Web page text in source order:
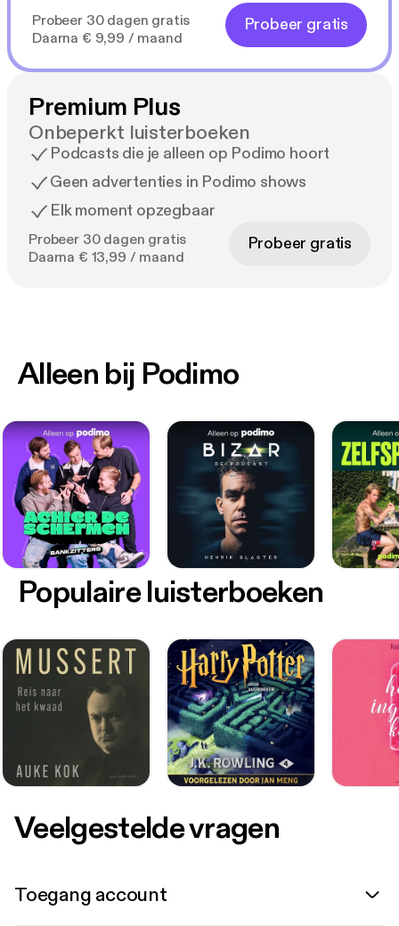
Probeer 30 dagen gratis
Daarna € 9,99 / maand
Probeer gratis
Premium Plus
Onbeperkt luisterboeken
Podcasts die je alleen op Podimo hoort
Geen advertenties in Podimo shows
Elk moment opzegbaar
Probeer 30 dagen gratis
Daarna € 13,99 / maand
Probeer gratis
Alleen bij Podimo
Populaire luisterboeken
Veelgestelde vragen
Toegang account